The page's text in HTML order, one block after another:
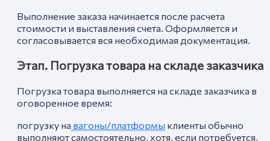
Выполнение заказа начинается после расчета
стоимости и выставления счета. Оформляется и
согласовывается вся необходимая документация.
Этап. Погрузка товара на складе заказчика
Погрузка товара выполняется на складе заказчика в
оговоренное время:
погрузку на вагоны/платформы клиенты обычно
выполняют самостоятельно, хотя, если потребуется,